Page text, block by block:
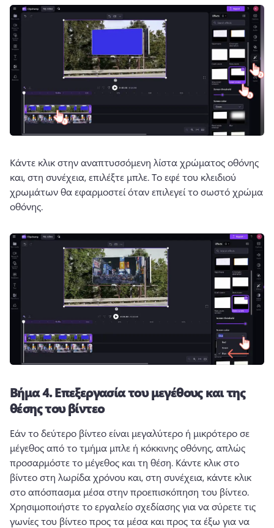
Κάντε κλικ στην αναπτυσσόμενη λίστα χρώματος οθόνης
και, στη συνέχεια, επιλέξτε μπλε. Το εφέ του κλειδιού
χρωμάτων θα εφαρμοστεί όταν επιλεγεί το σωστό χρώμα
οθόνης.
Βήμα 4.Επεξεργασία του μεγέθους και της
θέσης του βίντεο
Εάν το δεύτερο βίντεο είναι μεγαλύτερο ή μικρότερο σε
μέγεθος από το τμήμα μπλε ή κόκκινης οθόνης, απλώς
προσαρμόστε το μέγεθος και τη θέση. Κάντε κλικ στο
βίντεο στη λωρίδα χρόνου και, στη συνέχεια, κάντε κλικ
Χρησιμοποιήστε το εργαλείο σχεδίασης για να σύρετε τις
γωνίες του βίντεο προς τα μέσα και προς τα έξω για να